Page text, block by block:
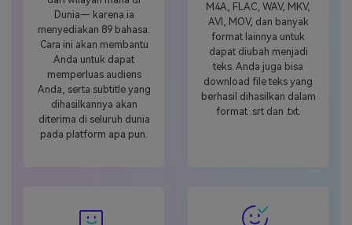
Dunia— karena ia
menyediakan 89 bahasa.
Cara ini akan membantu
Anda untuk dapat
memperluas audiens
Anda, serta subtitle yang
dihasilkannya akan
diterima di seluruh dunia
pada platform apa pun.
M4A, FLAC, WAV, MKV,
AVI, MOV, dan banyak
format lainnya untuk
dapat diubah menjadi
teks. Anda juga bisa
download file teks yang
berhasil dihasilkan dalam
format .srt dan .txt.